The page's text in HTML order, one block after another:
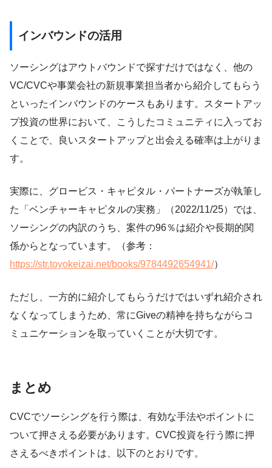
インバウンドの活用
ソーシングはアウトバウンドで探すだけではなく、他の
VC/CVCや事業会社の新規事業担当者から紹介してもらう
といったインバウンドのケースもあります。スタートアッ
プ投資の世界において、こうしたコミュニティに入ってお
くことで、良いスタートアップと出会える確率は上がりま
す。
実際に、グロービス・キャピタル・パートナーズが執筆し
た「ベンチャーキャピタルの実務」（2022/11/25）では、
ソーシングの内訳のうち、案件の96％は紹介や長期的関
係からとなっています。（参考：
https://str.toyokeizai.net/books/9784492654941/）
ただし、一方的に紹介してもらうだけではいずれ紹介され
なくなってしまうため、常にGiveの精神を持ちながらコ
ミュニケーションを取っていくことが大切です。
まとめ
CVCでソーシングを行う際は、有効な手法やポイントに
ついて押さえる必要があります。CVC投資を行う際に押
さえるべきポイントは、以下のとおりです。